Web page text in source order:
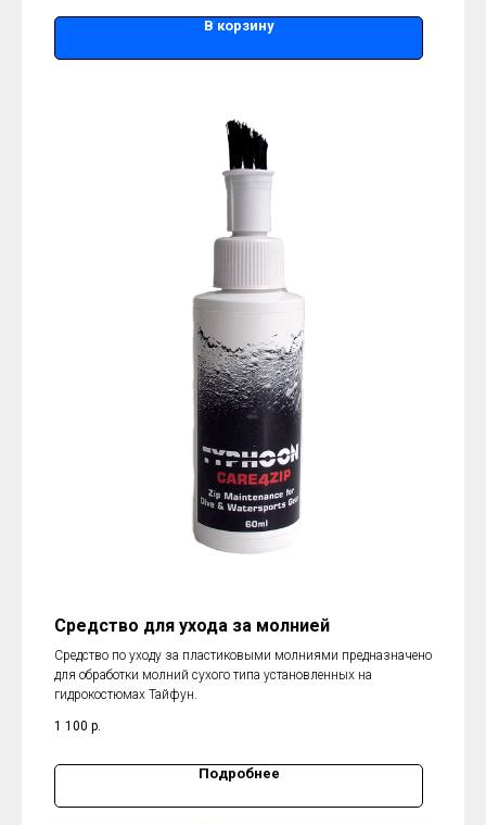
В корзину
Средство для ухода за молнией
Средство по уходу за пластиковыми молниями предназначено
для обработки молний сухого типа установленных на
гидрокостюмах Тайфун.
1 100 р.
Подробнее